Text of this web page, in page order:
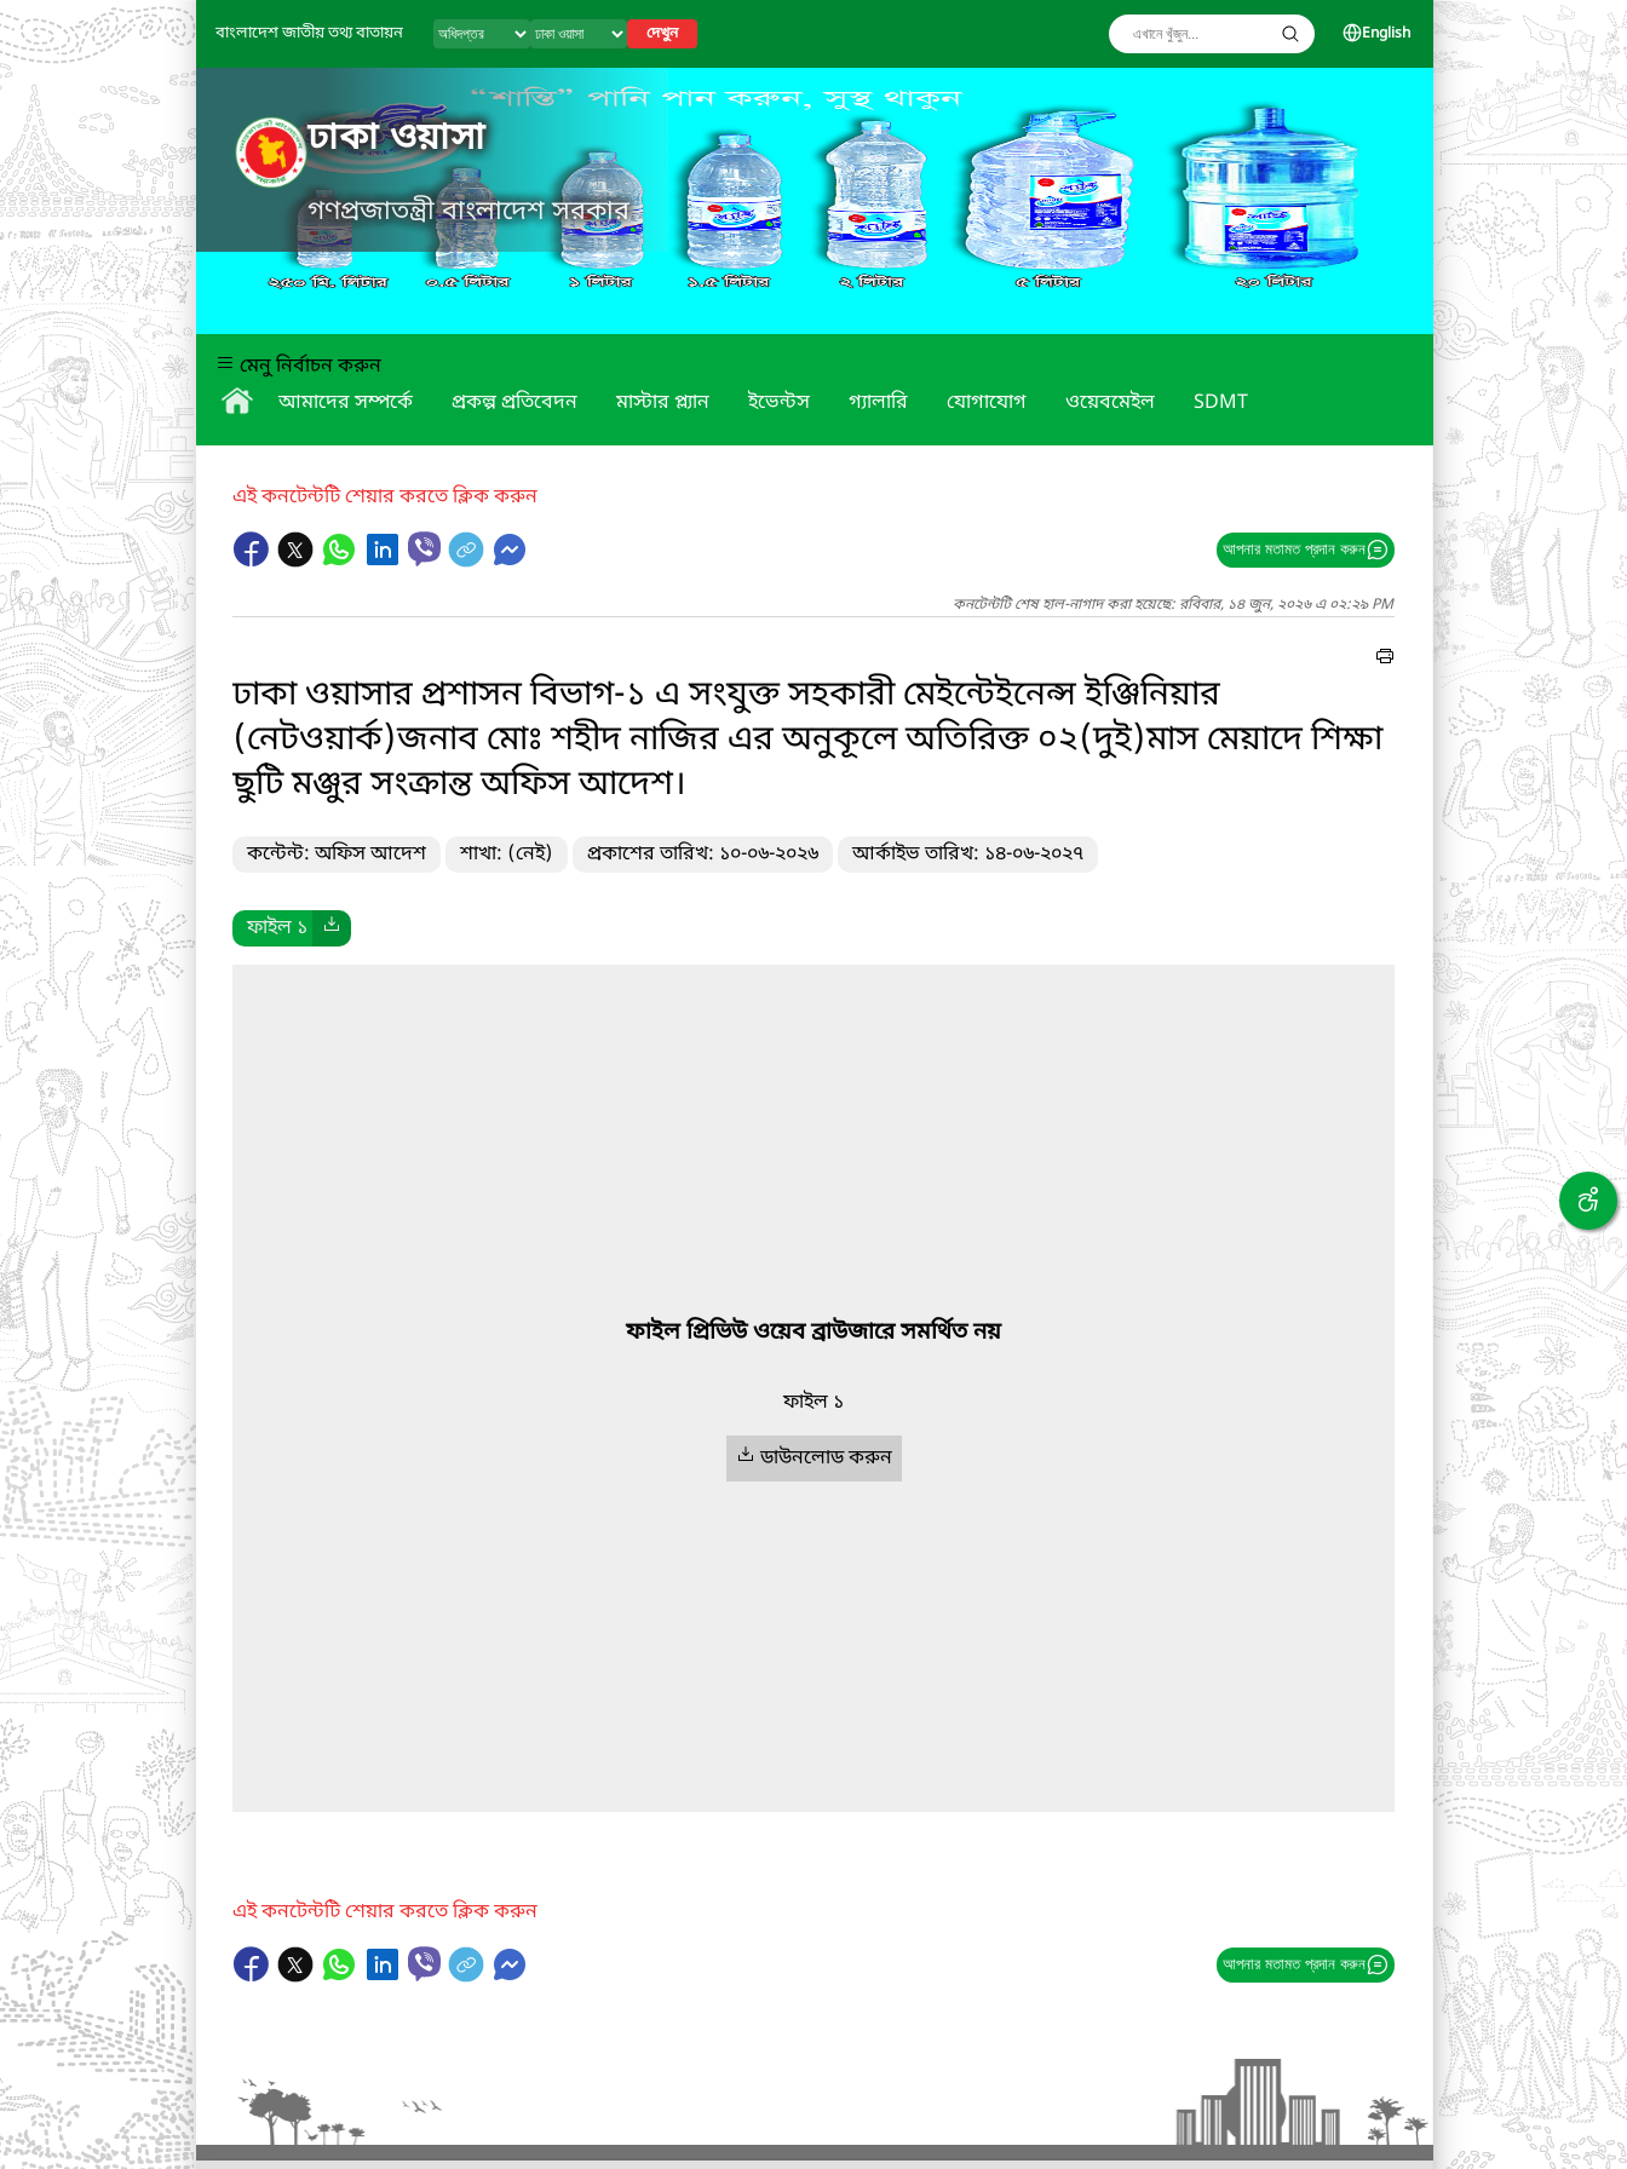
বাংলাদেশ জাতীয় তথ্য বাতায়ন দেখুন English
ঢাকা ওয়াসা
গণপ্রজাতন্ত্রী বাংলাদেশ সরকার
মেনু নির্বাচন করুন
আমাদের সম্পর্কে
প্রকল্প প্রতিবেদন মাস্টার প্ল্যান ইভেন্টস গ্যালারি যোগাযোগ ওয়েবমেইল SDMT
এই কনটেন্টটি শেয়ার করতে ক্লিক করুন
আপনার মতামত প্রদান করুন
কনটেন্টটি শেষ হাল-নাগাদ করা হয়েছে: রবিবার, ১৪ জুন, ২০২৬ এ ০২:২৯ PM
ঢাকা ওয়াসার প্রশাসন বিভাগ-১ এ সংযুক্ত সহকারী মেইন্টেইনেন্স ইঞ্জিনিয়ার
(নেটওয়ার্ক)জনাব মোঃ শহীদ নাজির এর অনুকূলে অতিরিক্ত ০২(দুই)মাস মেয়াদে শিক্ষা
ছুটি মঞ্জুর সংক্রান্ত অফিস আদেশ।
কন্টেন্ট: অফিস আদেশ শাখা: (নেই) প্রকাশের তারিখ: ১০-০৬-২০২৬ আর্কাইভ তারিখ: ১৪-০৬-২০২৭
ফাইল ১
ফাইল প্রিভিউ ওয়েব ব্রাউজারে সমর্থিত নয়
ফাইল ১
ডাউনলোড করুন
এই কনটেন্টটি শেয়ার করতে ক্লিক করুন
আপনার মতামত প্রদান করুন